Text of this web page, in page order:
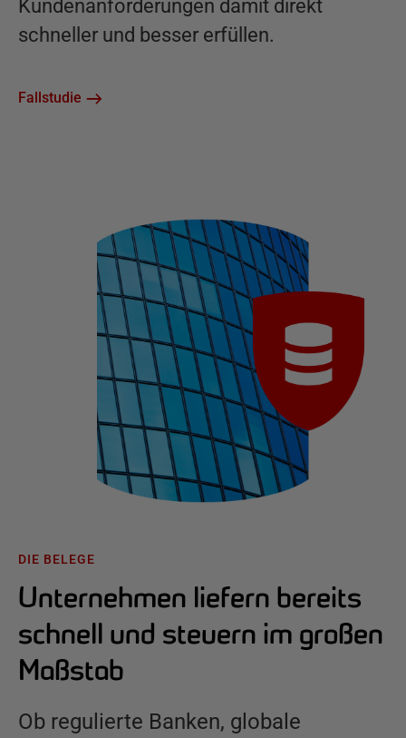
Kundenanforderungen damit direkt
schneller und besser erfüllen.
Fallstudie
DIE BELEGE
Unternehmen liefern bereits
schnell und steuern im großen
Maßstab
Ob regulierte Banken, globale